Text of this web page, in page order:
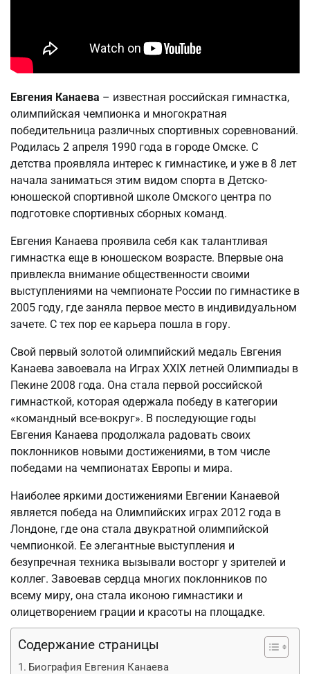
Евгения Канаева – известная российская гимнастка,
олимпийская чемпионка и многократная
победительница различных спортивных соревнований.
Родилась 2 апреля 1990 года в городе Омске. С
детства проявляла интерес к гимнастике, и уже в 8 лет
начала заниматься этим видом спорта в Детско-
юношеской спортивной школе Омского центра по
подготовке спортивных сборных команд.
Евгения Канаева проявила себя как талантливая
гимнастка еще в юношеском возрасте. Впервые она
привлекла внимание общественности своими
выступлениями на чемпионате России по гимнастике в
2005 году, где заняла первое место в индивидуальном
зачете. С тех пор ее карьера пошла в гору.
Свой первый золотой олимпийский медаль Евгения
Канаева завоевала на Играх ХХIX летней Олимпиады в
Пекине 2008 года. Она стала первой российской
гимнасткой, которая одержала победу в категории
«командный все-вокруг». В последующие годы
Евгения Канаева продолжала радовать своих
поклонников новыми достижениями, в том числе
победами на чемпионатах Европы и мира.
Наиболее яркими достижениями Евгении Канаевой
является победа на Олимпийских играх 2012 года в
Лондоне, где она стала двукратной олимпийской
чемпионкой. Ее элегантные выступления и
безупречная техника вызывали восторг у зрителей и
коллег. Завоевав сердца многих поклонников по
всему миру, она стала иконою гимнастики и
олицетворением грации и красоты на площадке.
Содержание страницы
Биография Евгения Канаева